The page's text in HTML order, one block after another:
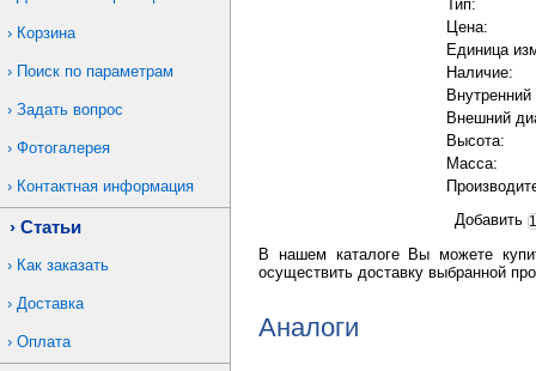
Корзина
Поиск по параметрам
Задать вопрос
Фотогалерея
Контактная информация
Статьи
Как заказать
Доставка
Оплата
Тип:
Цена:
Единица
Наличие:
Внешний
Высота:
Масса:
Добавить
В нашем каталоге Вы можете
осуществить доставку выбранной
Аналоги